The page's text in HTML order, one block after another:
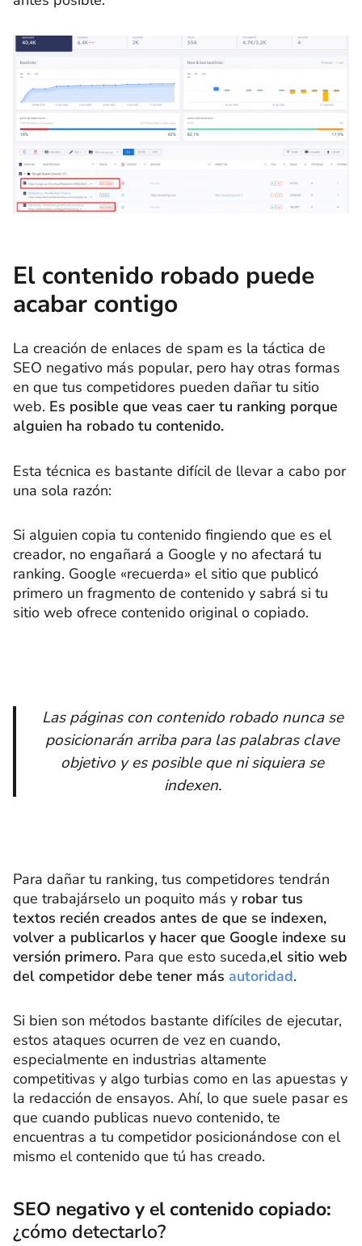
El contenido robado puede
acabar contigo
La creación de enlaces de spam es la táctica de
SEO negativo más popular, pero hay otras formas
en que tus competidores pueden dañar tu sitio
web. Es posible que veas caer tu ranking porque
alguien ha robado tu contenido.
Esta técnica es bastante difícil de llevar a cabo por
una sola razón:
Si alguien copia tu contenido fingiendo que es el
creador, no engañará a Google y no afectará tu
ranking. Google «recuerda» el sitio que publicó
primero un fragmento de contenido y sabrá si tu
sitio web ofrece contenido original o copiado.
Las páginas con contenido robado nunca se
posicionarán arriba para las palabras clave
objetivo y es posible que ni siquiera se
indexen.
Para dañar tu ranking, tus competidores tendrán
que trabajárselo un poquito más y robar tus
textos recién creados antes de que se indexen,
volver a publicarlos y hacer que Google indexe su
versión primero. Para que esto suceda,el sitio web
del competidor debe tener más autoridad.
Si bien son métodos bastante difíciles de ejecutar,
estos ataques ocurren de vez en cuando,
especialmente en industrias altamente
competitivas y algo turbias como en las apuestas y
la redacción de ensayos. Ahí, lo que suele pasar es
que cuando publicas nuevo contenido, te
encuentras a tu competidor posicionándose con el
mismo el contenido que tú has creado.
SEO negativo y el contenido copiado:
¿cómo detectarlo?